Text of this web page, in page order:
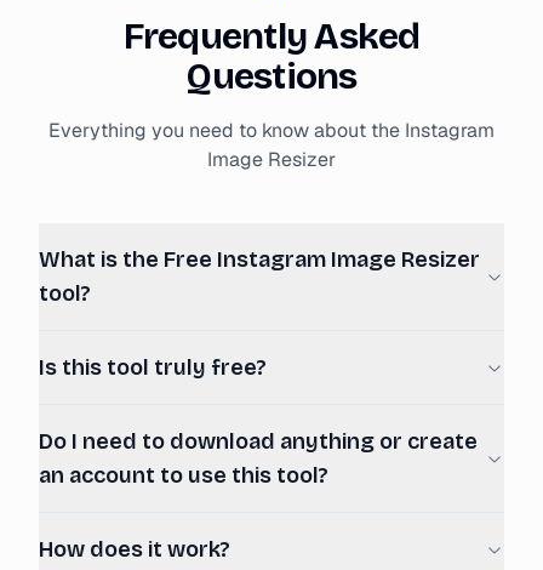
Frequently Asked
Questions
Everything you need to know about the Instagram
Image Resizer
What is the Free Instagram Image Resizer
tool?
Is this tool truly free?
Do I need to download anything or create
an account to use this tool?
How does it work?